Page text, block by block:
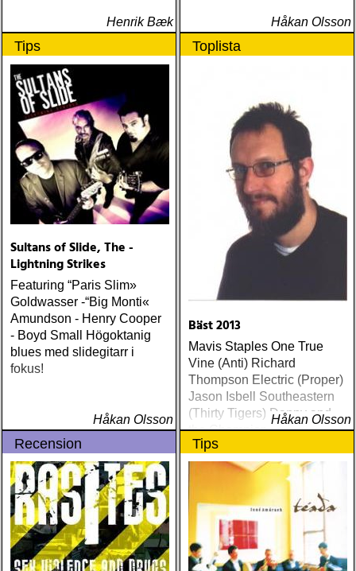
Henrik Bæk Håkan Olsson
Tips
Sultans of Slide, The -
Lightning Strikes
Featuring “Paris Slim»
Goldwasser -“Big Monti«
Amundson - Henry Cooper
- Boyd Small Högoktanig
blues med slidegitarr i
fokus!
Håkan Olsson
Toplista
Bäst 2013
Mavis Staples One True
Vine (Anti) Richard
Thompson Electric (Proper)
Jason Isbell Southeastern
(Thirty Tigers) Danny and
the Champions of the World
Stay True (Loose) Slow Fox
Just Like the Birds (Rootsy)
Steve Earle The Low
Highway (New West) Bob
Dylan Another Self Portrait
(Columbia) Halden Electric
Women (Rootsy) Rokia
Traoré Beautiful Africa
Håkan Olsson
Recension Tips